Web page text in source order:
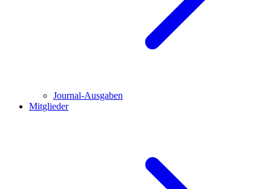
Journal-Ausgaben
Mitglieder